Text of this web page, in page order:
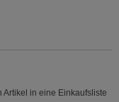
Artikel in eine Einkaufsliste